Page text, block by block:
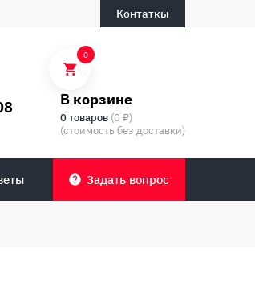
Контаткы
0
В корзине
0 товаров (0 ₽)
(стоимость без доставки)
Задать вопрос